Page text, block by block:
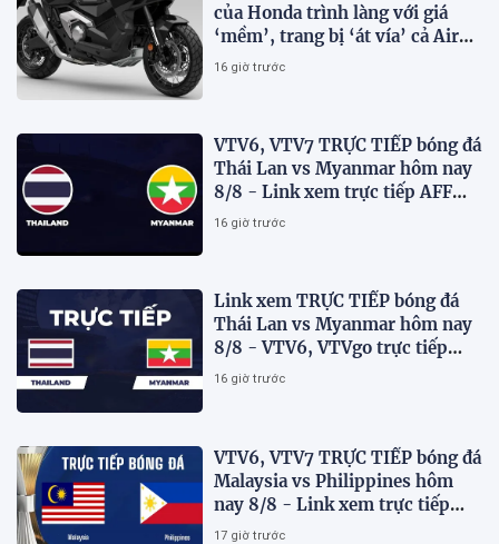
của Honda trình làng với giá
‘mềm’, trang bị ‘át vía’ cả Air
Blade và SH
16 giờ trước
VTV6, VTV7 TRỰC TIẾP bóng đá
Thái Lan vs Myanmar hôm nay
8/8 - Link xem trực tiếp AFF
Cup 2026 mới nhất
16 giờ trước
Link xem TRỰC TIẾP bóng đá
Thái Lan vs Myanmar hôm nay
8/8 - VTV6, VTVgo trực tiếp
AFF Cup 2026
16 giờ trước
VTV6, VTV7 TRỰC TIẾP bóng đá
Malaysia vs Philippines hôm
nay 8/8 - Link xem trực tiếp
AFF Cup 2026 mới nhất
17 giờ trước